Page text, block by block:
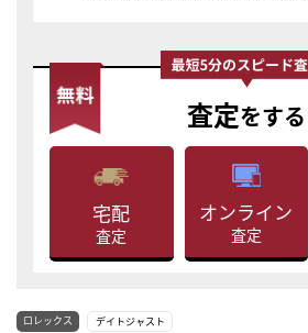
査定をする
宅配
査定
オンライン
査定
ロレックス デイトジャスト